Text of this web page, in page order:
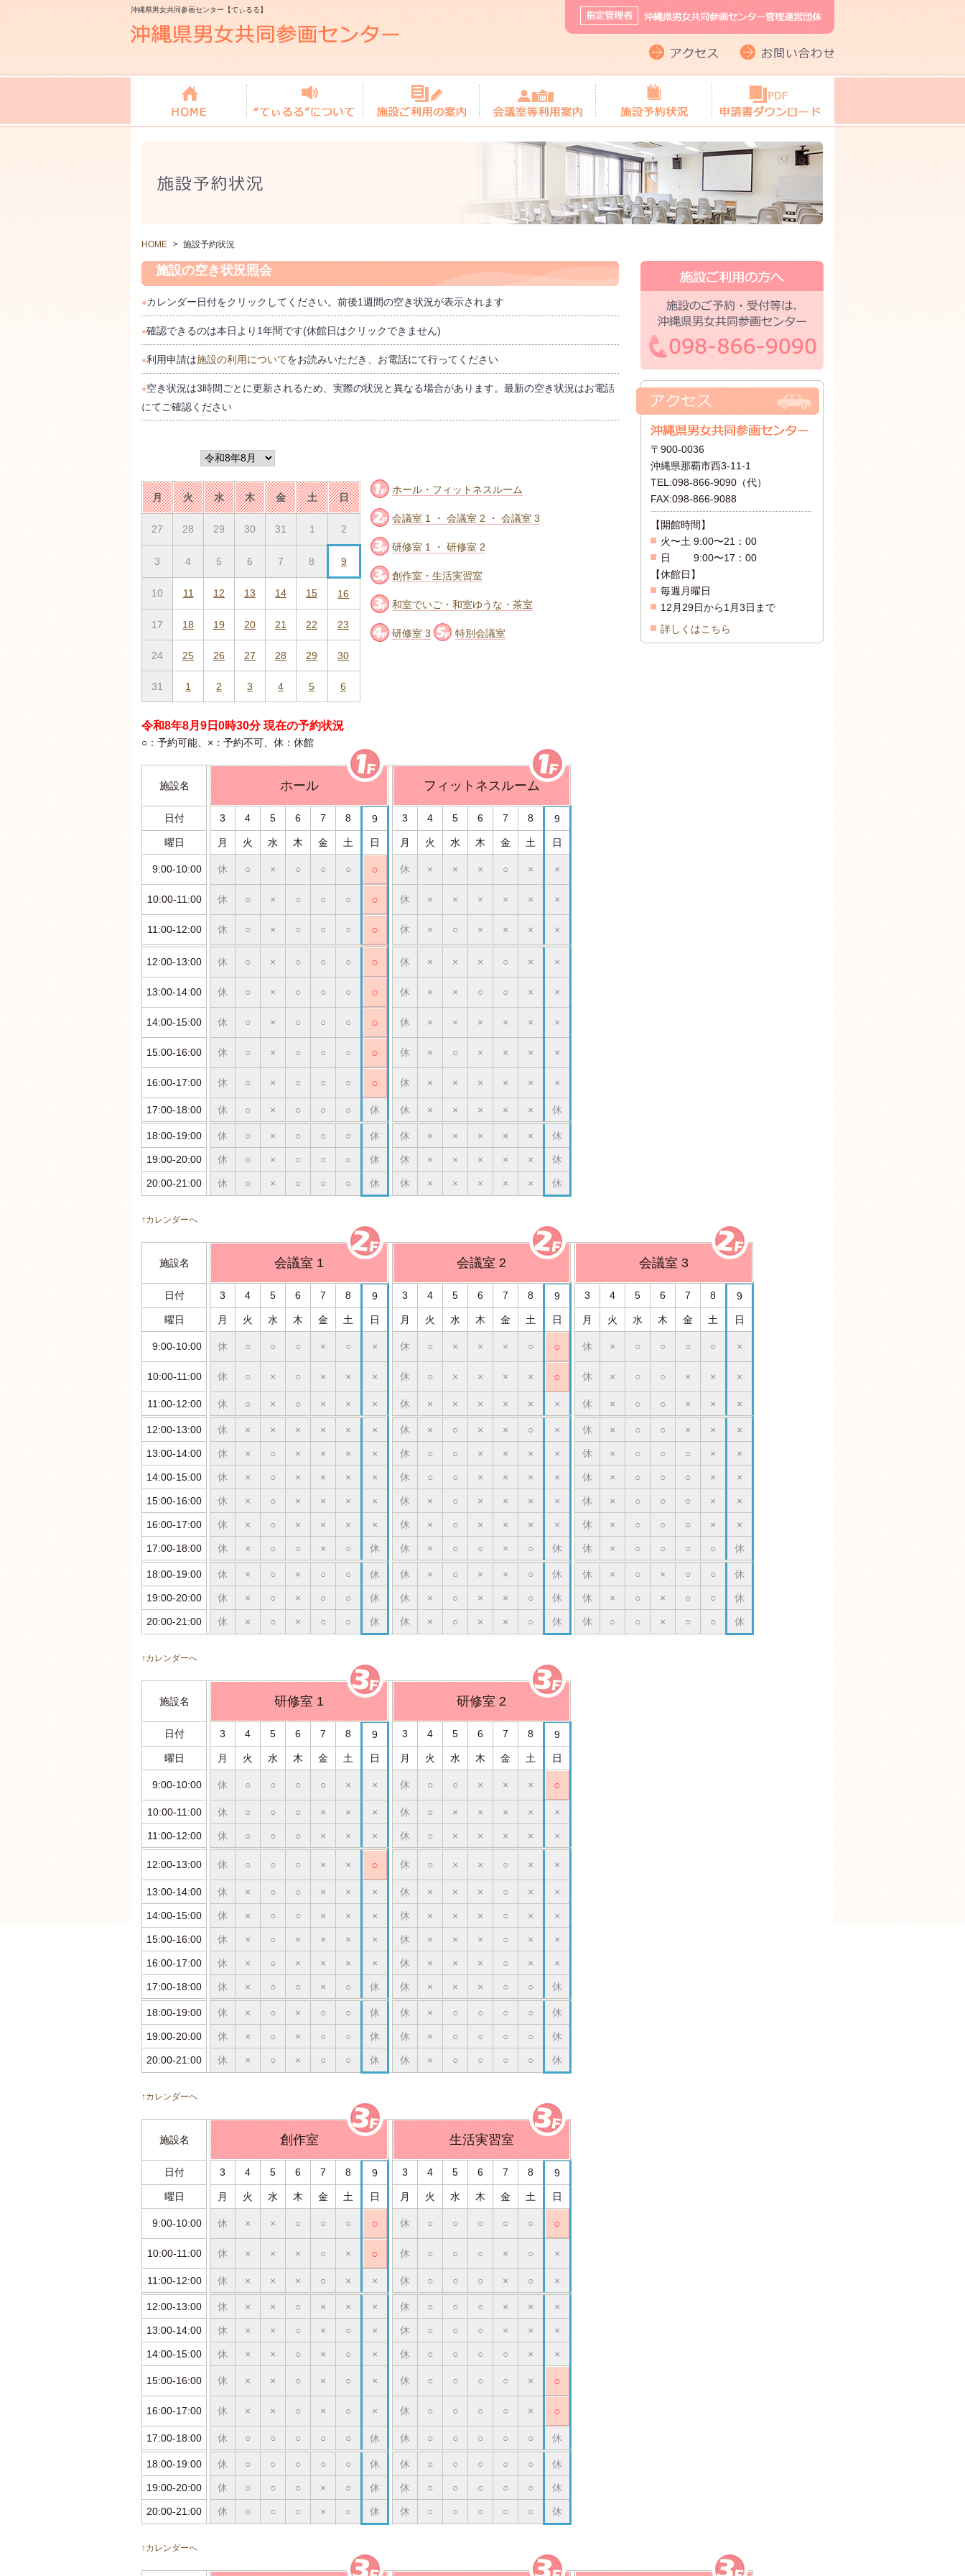
沖縄県男女共同参画センター【てぃるる】
HOME > 施設予約状況
施設の空き状況照会
●カレンダー日付をクリックしてください。前後1週間の空き状況が表示されます
●確認できるのは本日より1年間です(休館日はクリックできません)
●利用申請は施設の利用についてをお読みいただき、お電話にて行ってください
●空き状況は3時間ごとに更新されるため、実際の状況と異なる場合があります。最新の空き状況はお電話
にてご確認ください
〒900-0036
沖縄県那覇市西3-11-1
TEL:098-866-9090（代）
FAX:098-866-9088
【開館時間】
火〜土 9:00〜21：00
日 9:00〜17：00
【休館日】
毎週月曜日
12月29日から1月3日まで
詳しくはこちら
月 火 水 木 金 土 日
27 28 29 30 31 1 2
3 4 5 6 7 8 9
10 11 12 13 14 15 16
17 18 19 20 21 22 23
24 25 26 27 28 29 30
31 1 2 3 4 5 6
ホール・フィットネスルーム
会議室 1 ・ 会議室 2 ・ 会議室 3
研修室 1 ・ 研修室 2
創作室・生活実習室
和室でいご・和室ゆうな・茶室
研修室 3 特別会議室
令和8年8月9日0時30分 現在の予約状況
○：予約可能、×：予約不可、休：休館
施設名 ホール フィットネスルーム
日付 3 4 5 6 7 8 9 3 4 5 6 7 8 9
曜日 月 火 水 木 金 土 日 月 火 水 木 金 土 日
9:00-10:00 休 ○ × ○ ○ ○ ○ 休 × × × ○ × ×
10:00-11:00 休 ○ × ○ ○ ○ ○ 休 × × × × × ×
11:00-12:00 休 ○ × ○ ○ ○ ○ 休 × ○ × × × ×
12:00-13:00 休 ○ × ○ ○ ○ ○ 休 × × × ○ × ×
13:00-14:00 休 ○ × ○ ○ ○ ○ 休 × × ○ ○ × ×
14:00-15:00 休 ○ × ○ ○ ○ ○ 休 × × × × × ×
15:00-16:00 休 ○ × ○ ○ ○ ○ 休 × ○ × × × ×
16:00-17:00 休 ○ × ○ ○ ○ ○ 休 × × × × × ×
17:00-18:00 休 ○ × ○ ○ ○ 休 休 × × × × × 休
18:00-19:00 休 ○ × ○ ○ ○ 休 休 × × × × × 休
19:00-20:00 休 ○ × ○ ○ ○ 休 休 × × × × × 休
20:00-21:00 休 ○ × ○ ○ ○ 休 休 × × × × × 休
↑カレンダーへ
施設名 会議室 1 会議室 2 会議室 3
日付 3 4 5 6 7 8 9 3 4 5 6 7 8 9 3 4 5 6 7 8 9
曜日 月 火 水 木 金 土 日 月 火 水 木 金 土 日 月 火 水 木 金 土 日
9:00-10:00 休 ○ ○ ○ × ○ × 休 ○ × × × ○ ○ 休 × ○ ○ ○ ○ ×
10:00-11:00 休 ○ × ○ × × × 休 ○ × × × × ○ 休 × ○ ○ × × ×
11:00-12:00 休 ○ × ○ × × × 休 × × × × × × 休 × ○ ○ × × ×
12:00-13:00 休 × × × × × × 休 × ○ × × ○ × 休 × ○ ○ × × ×
13:00-14:00 休 × ○ × × × × 休 ○ ○ × × × × 休 × ○ ○ ○ × ×
14:00-15:00 休 × ○ × × × × 休 ○ ○ × × × × 休 × ○ ○ ○ × ×
15:00-16:00 休 × ○ × × × × 休 × ○ × × × × 休 × ○ ○ ○ × ×
16:00-17:00 休 × ○ × × × × 休 × ○ × × × × 休 × ○ ○ ○ × ×
17:00-18:00 休 × ○ ○ × ○ 休 休 × ○ ○ × ○ 休 休 × ○ ○ ○ ○ 休
18:00-19:00 休 × ○ × ○ ○ 休 休 × ○ × × ○ 休 休 × ○ × ○ ○ 休
19:00-20:00 休 × ○ × ○ ○ 休 休 × ○ × × ○ 休 休 × ○ × ○ ○ 休
20:00-21:00 休 × ○ × ○ ○ 休 休 × ○ × × ○ 休 休 ○ ○ × ○ ○ 休
↑カレンダーへ
施設名 研修室 1 研修室 2
日付 3 4 5 6 7 8 9 3 4 5 6 7 8 9
曜日 月 火 水 木 金 土 日 月 火 水 木 金 土 日
9:00-10:00 休 ○ ○ ○ ○ × × 休 ○ ○ × × × ○
10:00-11:00 休 ○ ○ ○ × × × 休 ○ × × × × ×
11:00-12:00 休 ○ ○ ○ × × × 休 ○ × × × × ×
12:00-13:00 休 ○ ○ ○ × × ○ 休 ○ × × ○ × ×
13:00-14:00 休 × ○ ○ × × × 休 × × × ○ × ×
14:00-15:00 休 × ○ ○ × × × 休 × × × ○ × ×
15:00-16:00 休 × ○ × × × × 休 × × × ○ × ×
16:00-17:00 休 × ○ × × × × 休 × × × ○ × ×
17:00-18:00 休 × ○ ○ × ○ 休 休 × × × ○ ○ 休
18:00-19:00 休 × ○ × ○ ○ 休 休 × ○ ○ ○ ○ 休
19:00-20:00 休 × ○ × ○ ○ 休 休 × ○ ○ ○ ○ 休
20:00-21:00 休 × ○ × ○ ○ 休 休 × ○ ○ ○ ○ 休
↑カレンダーへ
施設名 創作室 生活実習室
日付 3 4 5 6 7 8 9 3 4 5 6 7 8 9
曜日 月 火 水 木 金 土 日 月 火 水 木 金 土 日
9:00-10:00 休 × × ○ ○ ○ ○ 休 ○ ○ ○ ○ ○ ○
10:00-11:00 休 × × × ○ × ○ 休 ○ ○ ○ × ○ ×
11:00-12:00 休 × × × ○ × × 休 ○ ○ ○ × ○ ×
12:00-13:00 休 × × ○ × × × 休 ○ ○ ○ × × ×
13:00-14:00 休 × × ○ × ○ × 休 ○ ○ ○ × × ×
14:00-15:00 休 × × ○ × ○ × 休 ○ ○ ○ ○ × ×
15:00-16:00 休 × × ○ × ○ × 休 ○ ○ ○ ○ × ○
16:00-17:00 休 × × ○ × ○ × 休 ○ ○ ○ ○ × ○
17:00-18:00 休 ○ ○ ○ ○ ○ 休 休 ○ ○ ○ ○ ○ 休
18:00-19:00 休 ○ ○ ○ ○ ○ 休 休 ○ ○ ○ ○ ○ 休
19:00-20:00 休 ○ ○ ○ × ○ 休 休 ○ ○ ○ ○ ○ 休
20:00-21:00 休 ○ ○ ○ × ○ 休 休 ○ ○ ○ ○ ○ 休
↑カレンダーへ